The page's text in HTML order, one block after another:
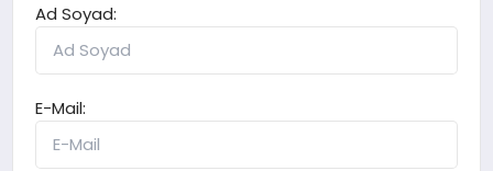
Ad Soyad:
E-Mail: